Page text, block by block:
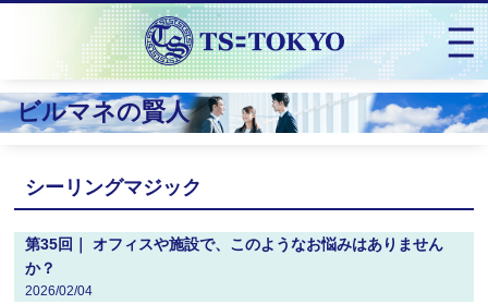
ビルマネの賢人
シーリングマジック
第35回｜ オフィスや施設で、このようなお悩みはありません
か？
2026/02/04